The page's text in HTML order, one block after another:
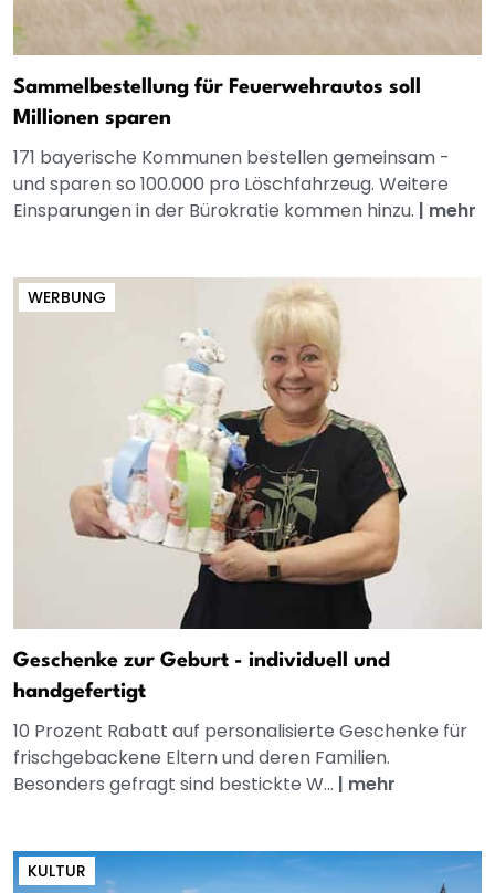
Sammelbestellung für Feuerwehrautos soll
Millionen sparen
171 bayerische Kommunen bestellen gemeinsam -
und sparen so 100.000 pro Löschfahrzeug. Weitere
Einsparungen in der Bürokratie kommen hinzu. | mehr
WERBUNG
Geschenke zur Geburt - individuell und
handgefertigt
10 Prozent Rabatt auf personalisierte Geschenke für
frischgebackene Eltern und deren Familien.
Besonders gefragt sind bestickte W... | mehr
KULTUR